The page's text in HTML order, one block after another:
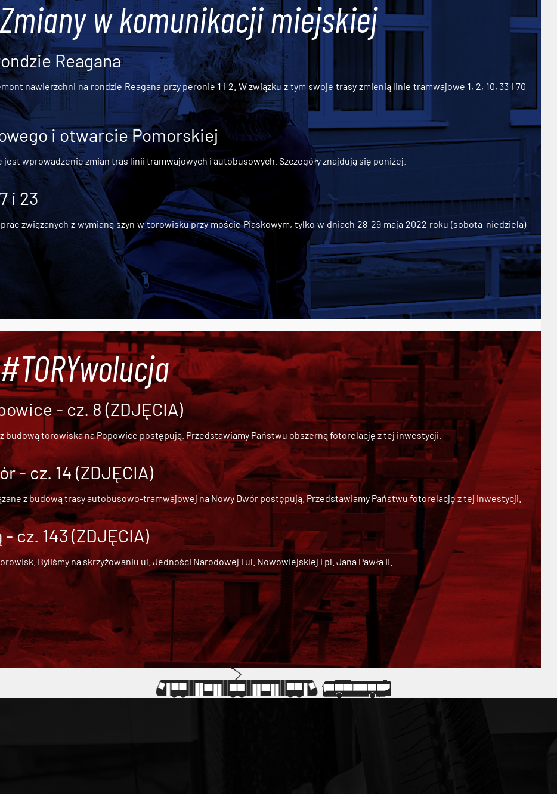
w komunikacji miejskiej
Reagana
nawierzchni na rondzie Reagana przy peronie 1 i 2. W związku z tym swoje trasy zmienią linie tramwajowe 1, 2, 10, 33 i 70
i otwarcie Pomorskiej
wprowadzenie zmian tras linii tramwajowych i autobusowych. Szczegóły znajdują się poniżej.
i 23
związanych z wymianą szyn w torowisku przy moście Piaskowym, tylko w dniach 28-29 maja 2022 roku (sobota-niedziela)
- cz. 8 (ZDJĘCIA)
budową torowiska na Popowice postępują. Przedstawiamy Państwu obszerną fotorelację z tej inwestycji.
- cz. 14 (ZDJĘCIA)
zbudową trasy autobusowo-tramwajowej na Nowy Dwórpostępują. Przedstawiamy Państwu fotorelację z tej inwestycji.
cz. 143 (ZDJĘCIA)
Byliśmy na skrzyżowaniu ul. Jedności Narodowej i ul. Nowowiejskiej i pl. Jana Pawła II.